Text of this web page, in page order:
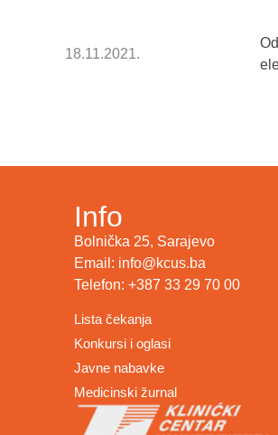
18.11.2021.
Info
Bolnička 25, Sarajevo
Email: info@kcus.ba
Telefon: +387 33 29 70 00
Lista čekanja
Konkursi i oglasi
Javne nabavke
Medicinski žurnal